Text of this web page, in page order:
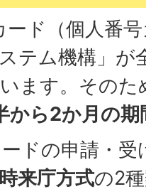
ド（個人番
テム機構」が
ます。そのた
から2か月の
ドの申請・受
来庁方式の2